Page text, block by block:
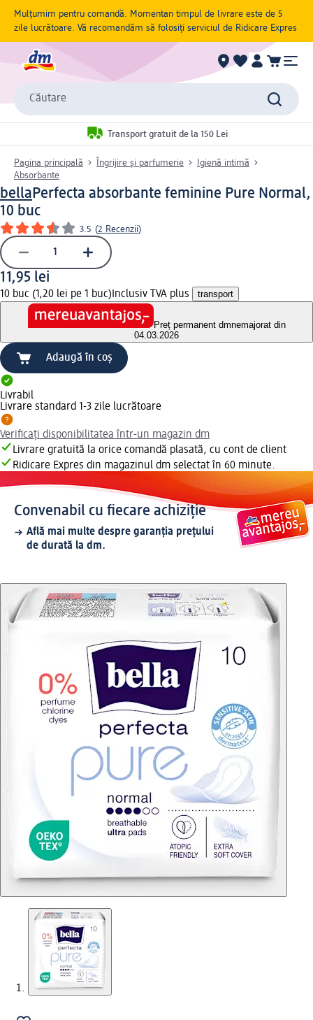
Mulțumim pentru comandă. Momentan timpul de livrare este de 5
zile lucrătoare. Vă recomandăm să folosiți serviciul de Ridicare Expres
Căutare
Transport gratuit de la 150 Lei
Pagina principală Îngrijire și parfumerie
Igienă intimă
Absorbante
bellaPerfecta absorbante feminine Pure Normal,
10 buc
3.5 (2 Recenzii)
11,95 lei
10 buc (1,20 lei pe 1 buc) Inclusiv TVA plus transport
Preț permanent dmnemajorat din
04.03.2026
Adaugă în coș
Livrabil
Livrare standard 1-3 zile lucrătoare
Verificați disponibilitatea într-un magazin dm
Livrare gratuită la orice comandă plasată, cu cont de client
Ridicare Expres din magazinul dm selectat în 60 minute.
Convenabil cu fiecare achiziție
Află mai multe despre garanția prețului
de durată la dm.